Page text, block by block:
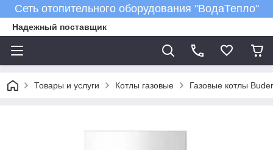
Сеть отопительного оборудования "ВодаТепло"
Надежный поставщик
Товары и услуги Котлы газовые Газовые котлы